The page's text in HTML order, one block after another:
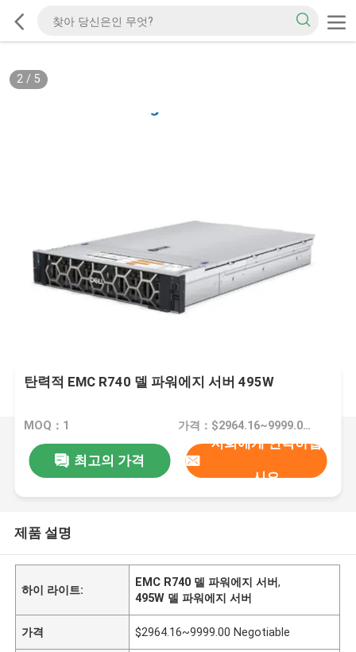
2/ 5
탄력적 EMC R740 델 파워에지 서버 495W
MOQ：1 가격：$2964.16~9999.00 Negotiable
최고의 가격
저희에게 연락하십
시오
제품 설명
하이 라이트:
EMC R740 델 파워에지 서버,
495W 델 파워에지 서버
가격 $2964.16~9999.00 Negotiable